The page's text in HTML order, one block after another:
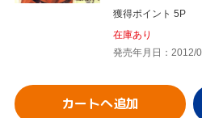
獲得ポイント 5P
在庫あり
発売年月日：2012/
カートへ追加